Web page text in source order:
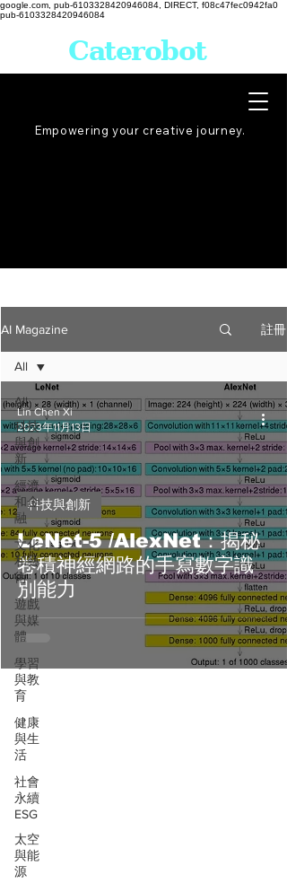
google.com, pub-6103328420946084, DIRECT, f08c47fec0942fa0
pub-6103328420946084
Empowering your creative journey.
Caterobot
AI Magazine 註冊
All
科技
與創
新
經濟
和金
融
文化
和藝
術
遊戲
與媒
體
學習
與教
育
健康
與生
活
社會
永續
ESG
太空
與能
源
All
LeNet-5 /AlexNet：揭秘
卷積神經網路的手寫數字識
別能力
科技與創新
Lin Chen Xi
2023年11月13日